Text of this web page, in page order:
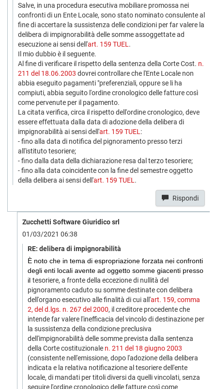
Salve, in una procedura esecutiva mobiliare promossa nei
confronti di un Ente Locale, sono stato nominato consulente al
fine di accertare la sussistenza delle condizioni per far valere la
delibera di impignorabilità delle somme assoggettate ad
esecuzione ai sensi dell'art. 159 TUEL .
Il mio dubbio è il seguente.
Al fine di verificare il rispetto della sentenza della Corte Cost. n.
211 del 18.06.2003 dovrei controllare che l'Ente Locale non
abbia eseguito pagamenti "preferenziali, oppure se li ha
compiuti, abbia seguito l'ordine cronologico delle fatture così
come pervenute per il pagamento.
La citata verifica, circa il rispetto dell'ordine cronologico, deve
essere effettuata dalla data di adozione della delibera di
impignorabilità ai sensi dell'art. 159 TUEL :
- fino alla data di notifica del pignoramento presso terzi
all'istituto tesoriere;
- fino dalla data della dichiarazione resa dal terzo tesoriere;
- fino alla data coincidente con la fine del semestre oggetto
della delibera ai sensi dell'art. 159 TUEL .
Rispondi
Zucchetti Software Giuridico srl
01/03/2021 06:38
RE: delibera di impignorabilità
È noto che in tema di espropriazione forzata nei confronti
degli enti locali avente ad oggetto somme giacenti presso
il tesoriere, a fronte della eccezione di nullità del
pignoramento caduto su somme destinate con delibera
dell'organo esecutivo alle finalità di cui all'art. 159, comma
2, del d.lgs. n. 267 del 2000, il creditore procedente che
intende far valere l'inefficacia del vincolo di destinazione per
la sussistenza della condizione preclusiva
dell'impignorabilità delle somme prevista dalla sentenza
della Corte costituzionale n. 211 del 18 giugno 2003
(consistente nell'emissione, dopo l'adozione della delibera
indicata e la relativa notificazione al tesorieredell'ente
locale, di mandati per titoli diversi da quelli vincolati, senza
seguire l'ordine cronologico delle fatture così come